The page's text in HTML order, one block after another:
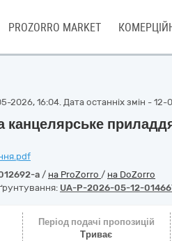
PROZORRO MARKET
2026, 16:04. Дата останніх змін - 12-
канцелярське
a / на ProZorro / на DoZorro
UA-P-2026-05-12-
Період подачі пропозицій
Триває